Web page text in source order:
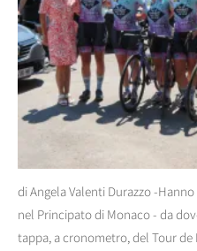
di Angela Valenti Durazzo -
nel Principato di Monaco - da
tappa, a cronometro, del Tour de